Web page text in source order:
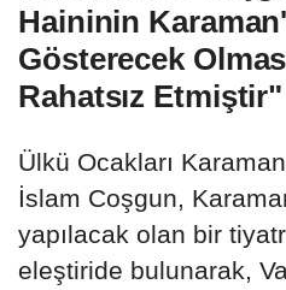
Haininin
Gösterecek
Rahatsız Etmiştir"
Ülkü Ocakları
İslam Coşgun,
yapılacak olan bir
eleştiride bulunarak,